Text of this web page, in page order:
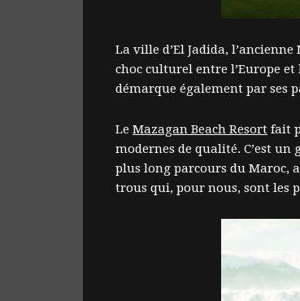
La ville d’El Jadida,
choc culturel entre l’Europe
démarque également par ses
Le Mazagan Beach Resort fait
modernes de qualité. C’est
plus long parcours du Maroc,
trous qui, pour nous, sont les